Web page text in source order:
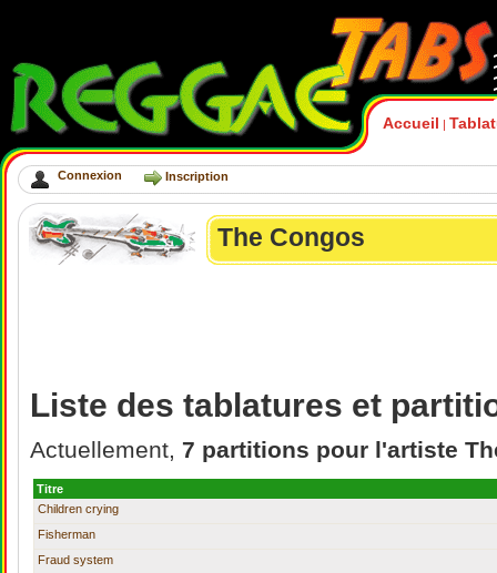
Accueil |
Connexion Inscription
The Congos
Liste des tablatures et
Actuellement, 7 partitions pour l'artiste
Titre
Children crying
Fisherman
Fraud system